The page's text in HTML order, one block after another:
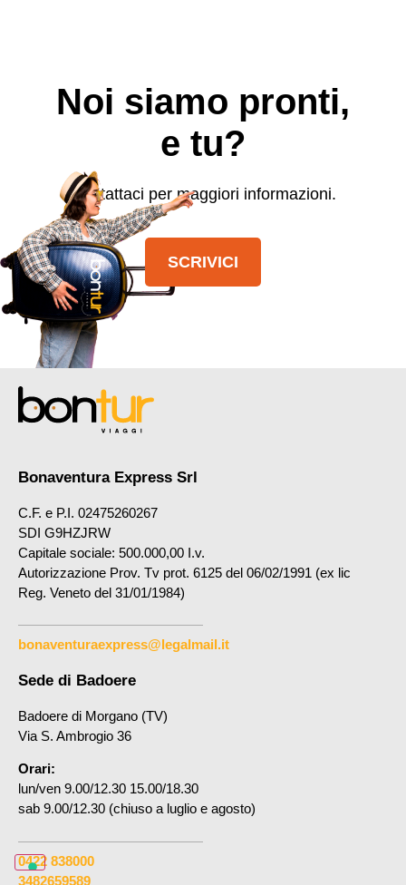
Noi siamo pronti,
e tu?
Contattaci per maggiori informazioni.
SCRIVICI
Bonaventura Express Srl
C.F. e P.I. 02475260267
SDI G9HZJRW
Capitale sociale: 500.000,00 I.v.
Autorizzazione Prov. Tv prot. 6125 del 06/02/1991 (ex lic
Reg. Veneto del 31/01/1984)
bonaventuraexpress@legalmail.it
Sede di Badoere
Badoere di Morgano (TV)
Via S. Ambrogio 36
Orari:
lun/ven 9.00/12.30 15.00/18.30
sab 9.00/12.30 (chiuso a luglio e agosto)
0422 838000
3482659589